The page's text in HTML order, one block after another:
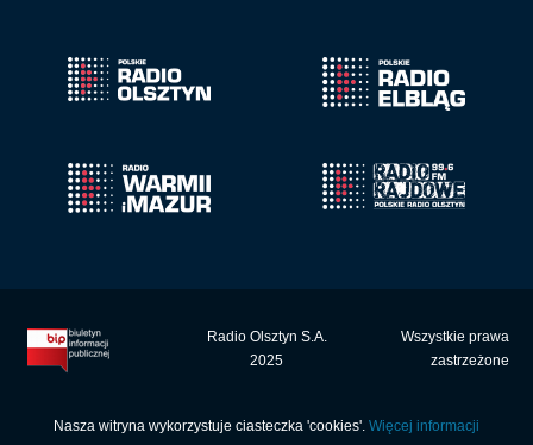
Radio Olsztyn S.A.
2025
Wszystkie prawa
zastrzeżone
Nasza witryna wykorzystuje ciasteczka 'cookies'. Więcej informacji